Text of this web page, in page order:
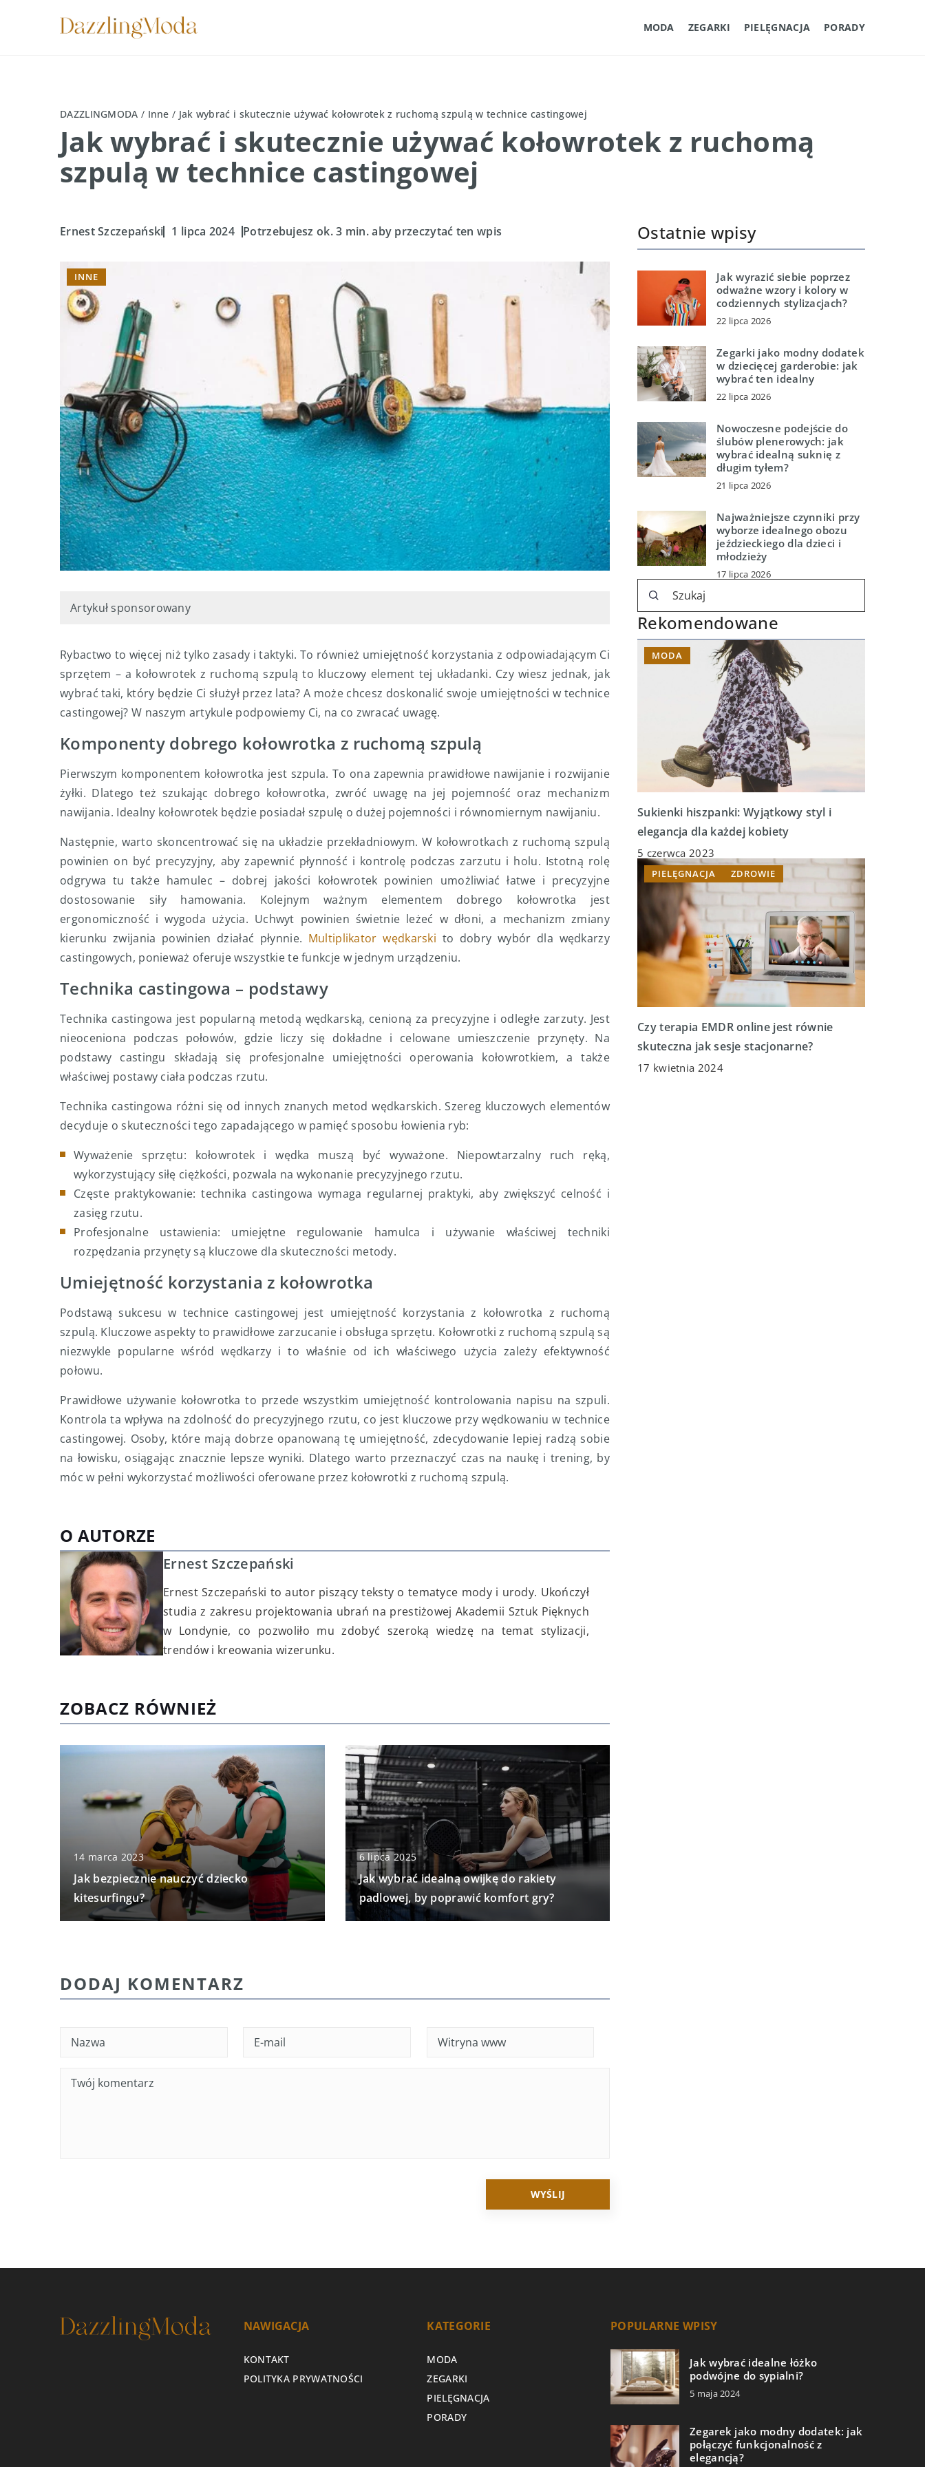
MODA ZEGARKI PIELĘGNACJA PORADY
DAZZLINGMODA / Inne / Jak wybrać i skutecznie używać kołowrotek z ruchomą szpulą w technice castingowej
Jak wybrać i skutecznie używać kołowrotek z ruchomą
szpulą w technice castingowej
Ernest Szczepański 1 lipca 2024 Potrzebujesz ok. 3 min. aby przeczytać ten wpis
INNE
Artykuł sponsorowany
Rybactwo to więcej niż tylko zasady i taktyki. To również umiejętność korzystania z odpowiadającym Ci
sprzętem – a kołowrotek z ruchomą szpulą to kluczowy element tej układanki. Czy wiesz jednak, jak
wybrać taki, który będzie Ci służył przez lata? A może chcesz doskonalić swoje umiejętności w technice
castingowej? W naszym artykule podpowiemy Ci, na co zwracać uwagę.
Komponenty dobrego kołowrotka z ruchomą szpulą
Pierwszym komponentem kołowrotka jest szpula. To ona zapewnia prawidłowe nawijanie i rozwijanie
żyłki. Dlatego też szukając dobrego kołowrotka, zwróć uwagę na jej pojemność oraz mechanizm
nawijania. Idealny kołowrotek będzie posiadał szpulę o dużej pojemności i równomiernym nawijaniu.
Następnie, warto skoncentrować się na układzie przekładniowym. W kołowrotkach z ruchomą szpulą
powinien on być precyzyjny, aby zapewnić płynność i kontrolę podczas zarzutu i holu. Istotną rolę
odgrywa tu także hamulec – dobrej jakości kołowrotek powinien umożliwiać łatwe i precyzyjne
dostosowanie siły hamowania. Kolejnym ważnym elementem dobrego kołowrotka jest
ergonomiczność i wygoda użycia. Uchwyt powinien świetnie leżeć w dłoni, a mechanizm zmiany
kierunku zwijania powinien działać płynnie. Multiplikator wędkarski to dobry wybór dla wędkarzy
castingowych, ponieważ oferuje wszystkie te funkcje w jednym urządzeniu.
Technika castingowa – podstawy
Technika castingowa jest popularną metodą wędkarską, cenioną za precyzyjne i odległe zarzuty. Jest
nieoceniona podczas połowów, gdzie liczy się dokładne i celowane umieszczenie przynęty. Na
podstawy castingu składają się profesjonalne umiejętności operowania kołowrotkiem, a także
właściwej postawy ciała podczas rzutu.
Technika castingowa różni się od innych znanych metod wędkarskich. Szereg kluczowych elementów
decyduje o skuteczności tego zapadającego w pamięć sposobu łowienia ryb:
Wyważenie sprzętu: kołowrotek i wędka muszą być wyważone. Niepowtarzalny ruch ręką,
wykorzystujący siłę ciężkości, pozwala na wykonanie precyzyjnego rzutu.
Częste praktykowanie: technika castingowa wymaga regularnej praktyki, aby zwiększyć celność i
zasięg rzutu.
Profesjonalne ustawienia: umiejętne regulowanie hamulca i używanie właściwej techniki
rozpędzania przynęty są kluczowe dla skuteczności metody.
Umiejętność korzystania z kołowrotka
Podstawą sukcesu w technice castingowej jest umiejętność korzystania z kołowrotka z ruchomą
szpulą. Kluczowe aspekty to prawidłowe zarzucanie i obsługa sprzętu. Kołowrotki z ruchomą szpulą są
niezwykle popularne wśród wędkarzy i to właśnie od ich właściwego użycia zależy efektywność
połowu.
Prawidłowe używanie kołowrotka to przede wszystkim umiejętność kontrolowania napisu na szpuli.
Kontrola ta wpływa na zdolność do precyzyjnego rzutu, co jest kluczowe przy wędkowaniu w technice
castingowej. Osoby, które mają dobrze opanowaną tę umiejętność, zdecydowanie lepiej radzą sobie
na łowisku, osiągając znacznie lepsze wyniki. Dlatego warto przeznaczyć czas na naukę i trening, by
móc w pełni wykorzystać możliwości oferowane przez kołowrotki z ruchomą szpulą.
O AUTORZE
Ernest Szczepański
Ernest Szczepański to autor piszący teksty o tematyce mody i urody. Ukończył
studia z zakresu projektowania ubrań na prestiżowej Akademii Sztuk Pięknych
w Londynie, co pozwoliło mu zdobyć szeroką wiedzę na temat stylizacji,
trendów i kreowania wizerunku.
ZOBACZ RÓWNIEŻ
14 marca 2023
Jak bezpiecznie nauczyć dziecko
kitesurfingu?
6 lipca 2025
Jak wybrać idealną owijkę do rakiety
padlowej, by poprawić komfort gry?
Ostatnie wpisy
Jak wyrazić siebie poprzez
odważne wzory i kolory w
codziennych stylizacjach?
22 lipca 2026
Zegarki jako modny dodatek
w dziecięcej garderobie: jak
wybrać ten idealny
22 lipca 2026
Nowoczesne podejście do
ślubów plenerowych: jak
wybrać idealną suknię z
długim tyłem?
21 lipca 2026
Najważniejsze czynniki przy
wyborze idealnego obozu
jeździeckiego dla dzieci i
młodzieży
17 lipca 2026
Rekomendowane
MODA
Sukienki hiszpanki: Wyjątkowy styl i
elegancja dla każdej kobiety
5 czerwca 2023
PIELĘGNACJA ZDROWIE
Czy terapia EMDR online jest równie
skuteczna jak sesje stacjonarne?
17 kwietnia 2024
DODAJ KOMENTARZ
NAWIGACJA
KONTAKT
POLITYKA PRYWATNOŚCI
KATEGORIE
MODA
ZEGARKI
PIELĘGNACJA
PORADY
POPULARNE WPISY
Jak wybrać idealne łóżko
podwójne do sypialni?
5 maja 2024
Zegarek jako modny dodatek: jak
połączyć funkcjonalność z
elegancją?